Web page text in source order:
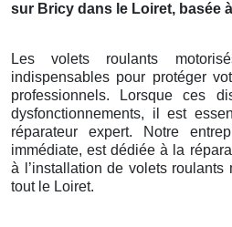
sur Bricy dans le Loiret, basée
Les volets roulants
indispensables pour protéger
professionnels. Lorsque ces
dysfonctionnements, il est
réparateur expert. Notre
immédiate, est dédiée à la
à l’installation de volets roulants
tout le Loiret.